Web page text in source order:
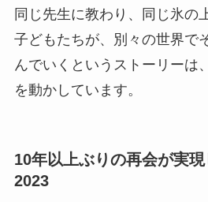
同じ先生に教わり、同じ氷の
子どもたちが、別々の世界で
んでいくというストーリーは
を動かしています。
10年以上ぶりの再会が実
2023